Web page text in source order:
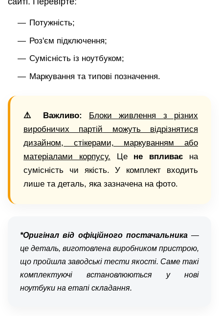
Потужність;
Роз'єм підключення;
Сумісність із ноутбуком;
Маркування та типові позначення.
⚠️ Важливо:
Блоки живлення з різних
виробничих партій можуть відрізнятися
дизайном, стікерами, маркуванням або
матеріалами корпусу. Це не впливає на
сумісність чи якість. У комплект входить
лише та деталь, яка зазначена на фото.
*Оригінал від офіційного постачальника—
це деталь, виготовлена виробником пристрою,
що пройшла заводські тести якості. Саме такі
комплектуючі встановлюються у нові
ноутбуки на етапі складання.